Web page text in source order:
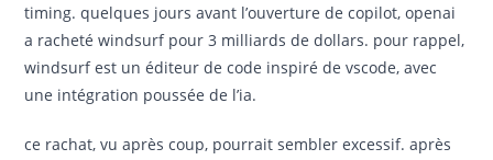
timing. quelques jours avant l’ouverture de copilot, openai
a racheté windsurf pour 3 milliards de dollars. pour rappel,
windsurf est un éditeur de code inspiré de vscode, avec
une intégration poussée de l’ia.
ce rachat, vu après coup, pourrait sembler excessif. après